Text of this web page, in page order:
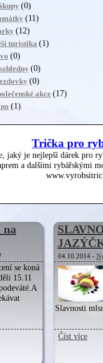
(0)
(11)
(12)
turistika (1)
(0)
(0)
(0)
akce (17)
(1)
Trička pro
jaký je nejlepší dárek pro
a dalšími rybářskými
na
se koná
15.11
04.10.2014 -
Slavnosti
Číst více